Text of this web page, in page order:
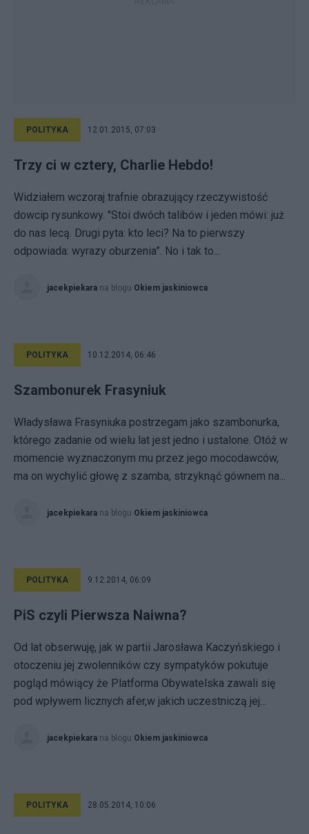
POLITYKA 12.01.2015, 07:03
Trzy ci w cztery, Charlie Hebdo!
Widziałem wczoraj trafnie obrazujący rzeczywistość
dowcip rysunkowy. "Stoi dwóch talibów i jeden mówi: już
do nas lecą. Drugi pyta: kto leci? Na to pierwszy
odpowiada: wyrazy oburzenia”. No i tak to...
jacekpiekara na blogu Okiem jaskiniowca
POLITYKA 10.12.2014, 06:46
Szambonurek Frasyniuk
Władysława Frasyniuka postrzegam jako szambonurka,
którego zadanie od wielu lat jest jedno i ustalone. Otóż w
momencie wyznaczonym mu przez jego mocodawców,
ma on wychylić głowę z szamba, strzyknąć gównem na...
jacekpiekara na blogu Okiem jaskiniowca
POLITYKA 9.12.2014, 06:09
PiS czyli Pierwsza Naiwna?
Od lat obserwuję, jak w partii Jarosława Kaczyńskiego i
otoczeniu jej zwolenników czy sympatyków pokutuje
pogląd mówiący że Platforma Obywatelska zawali się
pod wpływem licznych afer,w jakich uczestniczą jej...
jacekpiekara na blogu Okiem jaskiniowca
POLITYKA 28.05.2014, 10:06